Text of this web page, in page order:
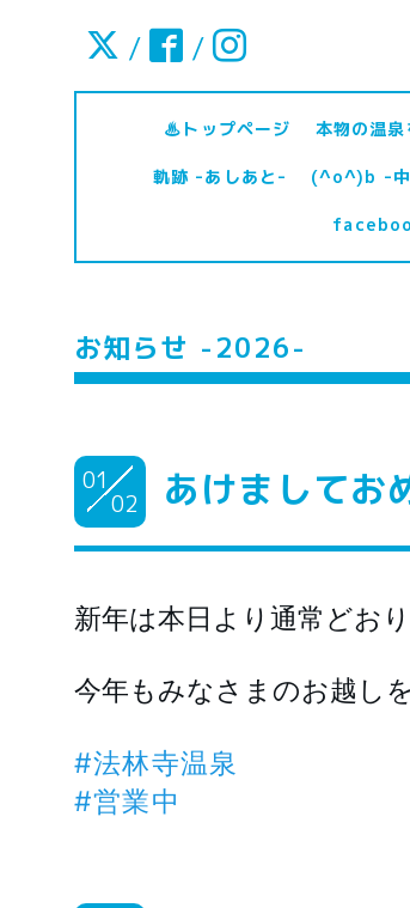
/ /
♨トップページ 本物の温泉
軌跡 -あしあと- (^o^)b -中
お知らせ -2026-
01
02 あけましてお
新年は本日より通常どお
今年もみなさまのお越し
#法林寺温泉
#営業中